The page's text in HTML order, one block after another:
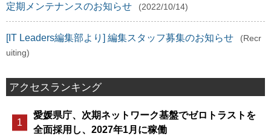
定期メンテナンスのお知らせ (2022/10/14)
[IT Leaders編集部より] 編集スタッフ募集のお知らせ
(Recr
uiting)
アクセスランキング
愛媛県庁、次期ネットワーク基盤でゼロトラストを
全面採用し、2027年1月に稼働